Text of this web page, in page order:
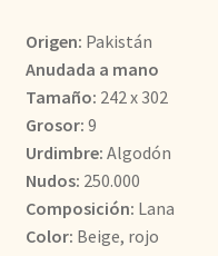
era:
2.200,00€.
Origen: Pakistán
Anudada a mano
Tamaño: 242 x 302
Grosor: 9
Urdimbre: Algodón
Nudos: 250.000
Composición: Lana
Color: Beige, rojo